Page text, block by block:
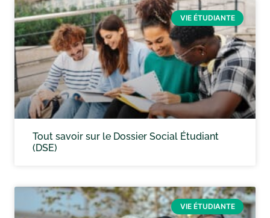
VIE ÉTUDIANTE
Tout savoir sur le Dossier Social Étudiant
(DSE)
VIE ÉTUDIANTE